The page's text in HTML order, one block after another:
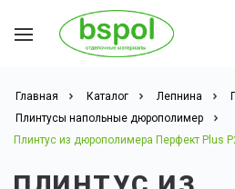
Главная Каталог Лепнина
Плинтусы напольные дюрополимер
Плинтус из дюрополимера Перфект Plus